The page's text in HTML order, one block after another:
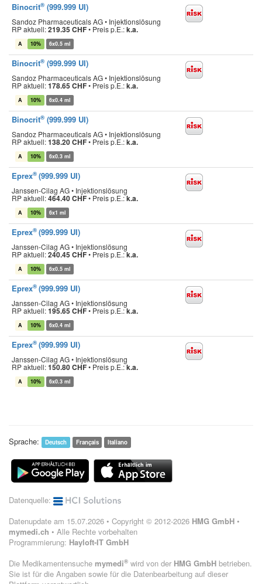
Binocrit® (999.999 UI)
Sandoz Pharmaceuticals AG • Injektionslösung
RP aktuell:219.35 CHF• Preis p.E.:k.a.
A 10% 6x0.5 ml
Binocrit® (999.999 UI)
Sandoz Pharmaceuticals AG • Injektionslösung
RP aktuell:178.65 CHF• Preis p.E.:k.a.
A 10% 6x0.4 ml
Binocrit® (999.999 UI)
Sandoz Pharmaceuticals AG • Injektionslösung
RP aktuell:138.20 CHF• Preis p.E.:k.a.
A 10% 6x0.3 ml
Eprex® (999.999 UI)
Janssen-Cilag AG • Injektionslösung
RP aktuell:464.40 CHF• Preis p.E.:k.a.
A 10% 6x1 ml
Eprex® (999.999 UI)
Janssen-Cilag AG • Injektionslösung
RP aktuell:240.45 CHF• Preis p.E.:k.a.
A 10% 6x0.5 ml
Eprex® (999.999 UI)
Janssen-Cilag AG • Injektionslösung
RP aktuell:195.65 CHF• Preis p.E.:k.a.
A 10% 6x0.4 ml
Eprex® (999.999 UI)
Janssen-Cilag AG • Injektionslösung
RP aktuell:150.80 CHF• Preis p.E.:k.a.
A 10% 6x0.3 ml
Sprache: Deutsch Français Italiano
Datenquelle:
Datenupdate am 15.07.2026 • Copyright © 2012-2026 HMG GmbH •
mymedi.ch • Alle Rechte vorbehalten
Programmierung: Hayloft-IT GmbH
Die Medikamentensuche mymedi® wird von der HMG GmbH betrieben.
Sie ist für die Angaben sowie für die Datenbearbeitung auf dieser